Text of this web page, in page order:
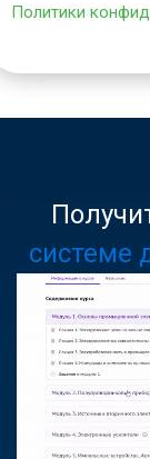
Политики
системе